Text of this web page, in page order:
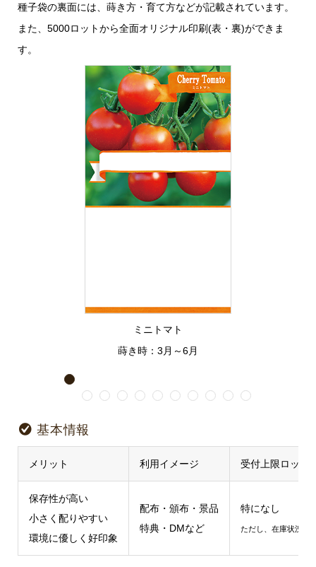
種子袋の裏面には、蒔き方・育て方などが記載されています。
また、5000ロットから全面オリジナル印刷(表・裏)ができま
す。
ミニトマト
蒔き時：3月～6月
1 10 11
基本情報
メリット 利用イメージ 受付上限ロット
保存性が高い
小さく配りやすい
環境に優しく好印象
配布・頒布・景品
特典・DMなど
特になし
ただし、在庫状況が